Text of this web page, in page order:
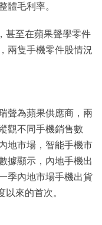
體毛利率。
甚至在蘋果聲學零件
兩隻手機零件股情況
聲為蘋果供應商，兩
觀不同手機銷售數
地市場，智能手機市
據顯示，內地手機出
季內地市場手機出貨
來的首次。